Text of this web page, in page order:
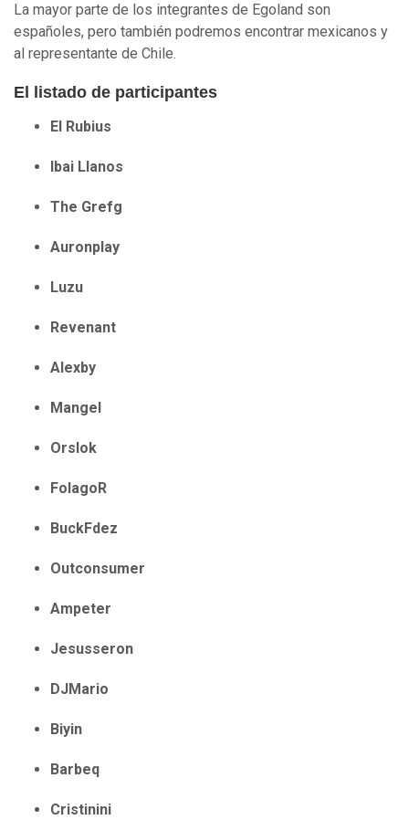
La mayor parte de los integrantes de Egoland son
españoles, pero también podremos encontrar mexicanos y
al representante de Chile.
El listado de participantes
El Rubius
Ibai Llanos
The Grefg
Auronplay
Luzu
Revenant
Alexby
Mangel
Orslok
FolagoR
BuckFdez
Outconsumer
Ampeter
Jesusseron
DJMario
Biyin
Barbeq
Cristinini